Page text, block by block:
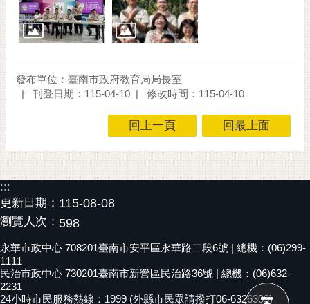
位
置
發布單位：臺南市政府教育局局長室
刊登日期：115-04-10
修改時間：115-04-10
回上一頁 回最上面
:::
更新日期： 115-08-08
瀏覽人次： 598
永華市政中心 708201臺南市安平區永華路二段6號 | 總機：(06)299-
1111
民治市政中心 730201臺南市新營區民治路36號 | 總機：(06)632-
2231
24小時市民服務熱線：1999 (外縣市民眾請撥打06-6326303)